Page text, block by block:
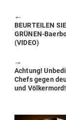
🠔
Previous
post:
BEUR­TEILEN
GRÜNEN-
(VIDEO)
🠖
Next
post:
Achtung!
Chefs gegen
und